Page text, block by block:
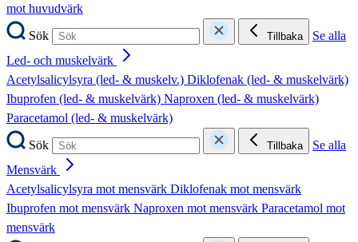
mot huvudvärk
Sök
Tillbaka
Se alla
Led- och muskelvärk
Acetylsalicylsyra (led- & muskelv.) Diklofenak (led- & muskelvärk)
Ibuprofen (led- & muskelvärk) Naproxen (led- & muskelvärk)
Paracetamol (led- & muskelvärk)
Sök
Tillbaka
Se alla
Mensvärk
Acetylsalicylsyra mot mensvärk Diklofenak mot mensvärk
Ibuprofen mot mensvärk Naproxen mot mensvärk Paracetamol mot
mensvärk